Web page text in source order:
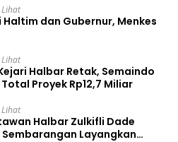
dan Gubernur, Menkes
Halbar Retak, Semaindo
Total Proyek Rp12,7 Miliar
Halbar Zulkifli Dade
Sembarangan Layangkan